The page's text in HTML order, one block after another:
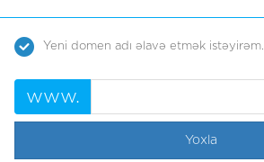
Yeni domen adı əlavə etmək istəyirəm.
www.
Yoxla